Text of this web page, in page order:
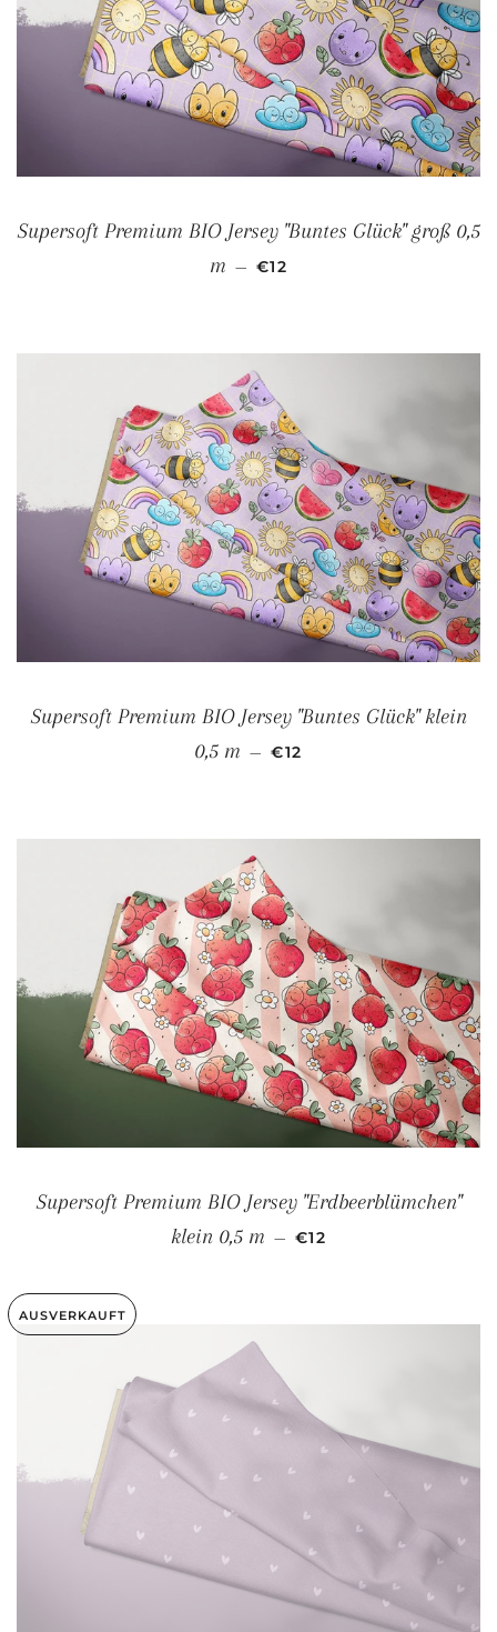
Supersoft Premium BIO Jersey "Buntes Glück" groß 0,5
m — NORMALER PREIS
€12
Supersoft Premium BIO Jersey "Buntes Glück" klein
0,5 m — NORMALER PREIS
€12
Supersoft Premium BIO Jersey "Erdbeerblümchen"
klein 0,5 m — NORMALER PREIS
€12
AUSVERKAUFT